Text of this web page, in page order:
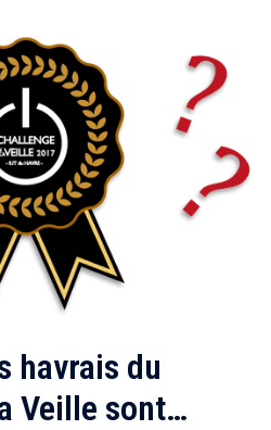
havrais du
Veille sont…